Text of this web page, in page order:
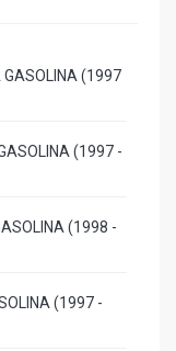
GASOLINA (1997
(1997 -
(1998 -
(1997 -